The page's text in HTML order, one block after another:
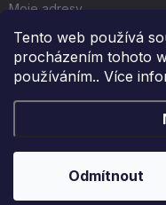
Tento web používá
procházením tohoto
používáním.. Více
Odmítnout
Moje adresy
FACEBOOK
Copyright 2026